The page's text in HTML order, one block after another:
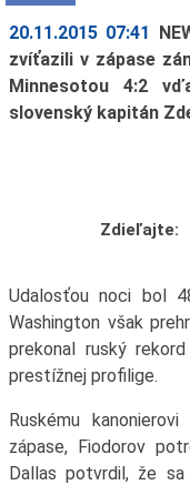
20.11.2015 07:41
zvíťazili v zápase
Minnesotou 4:2
slovenský kapitán
Zdieľajte:
Udalosťou noci bol
Washington však
prekonal ruský
prestížnej profilige.
Ruskému
zápase, Fiodorov
Dallas potvrdil, že